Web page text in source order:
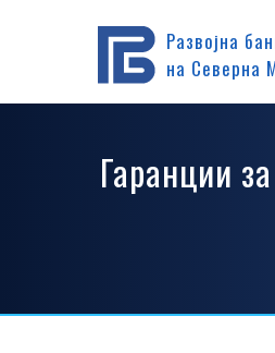
Развојна
на Северна
Дома Производи
Гаранции